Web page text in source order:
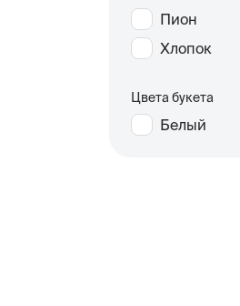
Пион
Хлопок
Цвета букета
Белый